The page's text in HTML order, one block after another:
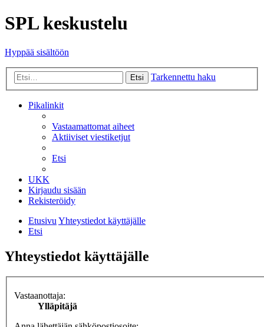
SPL keskustelu
Hyppää sisältöön
Etsi Tarkennettu haku
Pikalinkit
Vastaamattomat aiheet
Aktiiviset viestiketjut
Etsi
UKK
Kirjaudu sisään
Rekisteröidy
EtusivuYhteystiedot käyttäjälle
Etsi
Yhteystiedot käyttäjälle
Vastaanottaja:
Ylläpitäjä